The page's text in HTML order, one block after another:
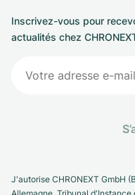
Inscrivez-vous pour
actualités chez
J'autorise CHRONEXT GmbH